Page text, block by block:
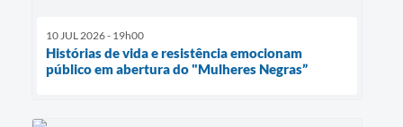
10 JUL 2026 - 19h00
Histórias de vida e resistência emocionam
público em abertura do "Mulheres Negras”